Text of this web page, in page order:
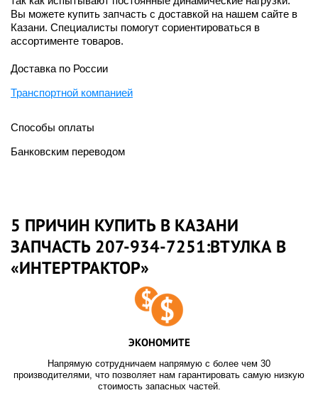
Вы можете купить запчасть с доставкой на нашем сайте в
Казани. Специалисты помогут сориентироваться в
ассортименте товаров.
Доставка по России
Транспортной компанией
Способы оплаты
Банковским переводом
5 ПРИЧИН КУПИТЬ В КАЗАНИ
ЗАПЧАСТЬ 207-934-7251:ВТУЛКА В
«ИНТЕРТРАКТОР»
ЭКОНОМИТЕ
Напрямую сотрудничаем напрямую с более чем 30
производителями, что позволяет нам гарантировать самую низкую
стоимость запасных частей.